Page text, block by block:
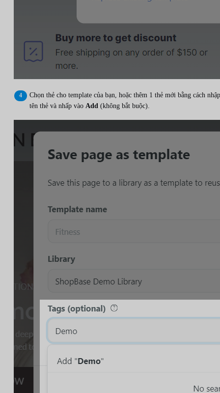
Chọn thẻ cho template của bạn, hoặc thêm 1 thẻ mới bằng cách nhập
tên thẻ và nhấp vào Add (không bắt buộc).